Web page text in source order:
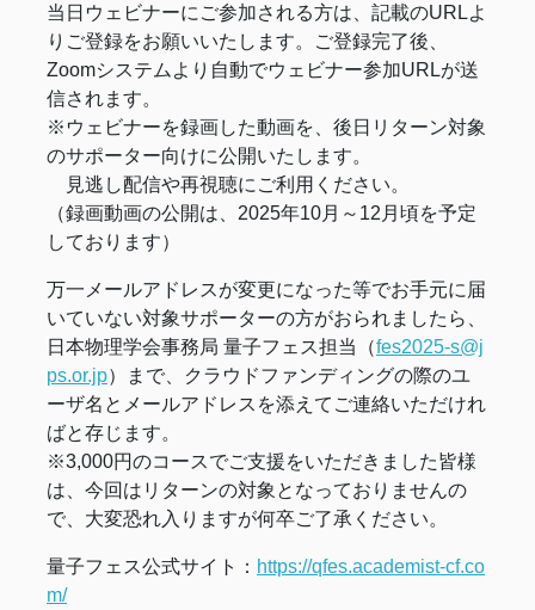
当日ウェビナーにご参加される方は、記載のURLよ
りご登録をお願いいたします。ご登録完了後、
Zoomシステムより自動でウェビナー参加URLが送
信されます。
※ウェビナーを録画した動画を、後日リターン対象
のサポーター向けに公開いたします。
見逃し配信や再視聴にご利用ください。
（録画動画の公開は、2025年10月～12月頃を予定
しております）
万一メールアドレスが変更になった等でお手元に届
いていない対象サポーターの方がおられましたら、
日本物理学会事務局 量子フェス担当（fes2025-s@j
ps.or.jp）まで、クラウドファンディングの際のユ
ーザ名とメールアドレスを添えてご連絡いただけれ
ばと存じます。
※3,000円のコースでご支援をいただきました皆様
は、今回はリターンの対象となっておりませんの
で、大変恐れ入りますが何卒ご了承ください。
量子フェス公式サイト： https://qfes.academist-cf.co
m/